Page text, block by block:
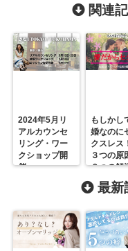
関連
2024年5月リ
アルカウンセ
リング・ワー
クショップ開
催
もしかし
婚なのに
クスレス
３つの原
２つの解
最新